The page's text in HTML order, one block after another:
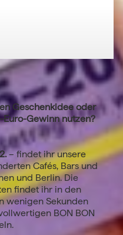
Geschenkidee oder
Gewinn nutzen?
– findet ihr unsere
Cafés, Bars und
und Berlin. Die
findet ihr in den
wenigen Sekunden
BON BON